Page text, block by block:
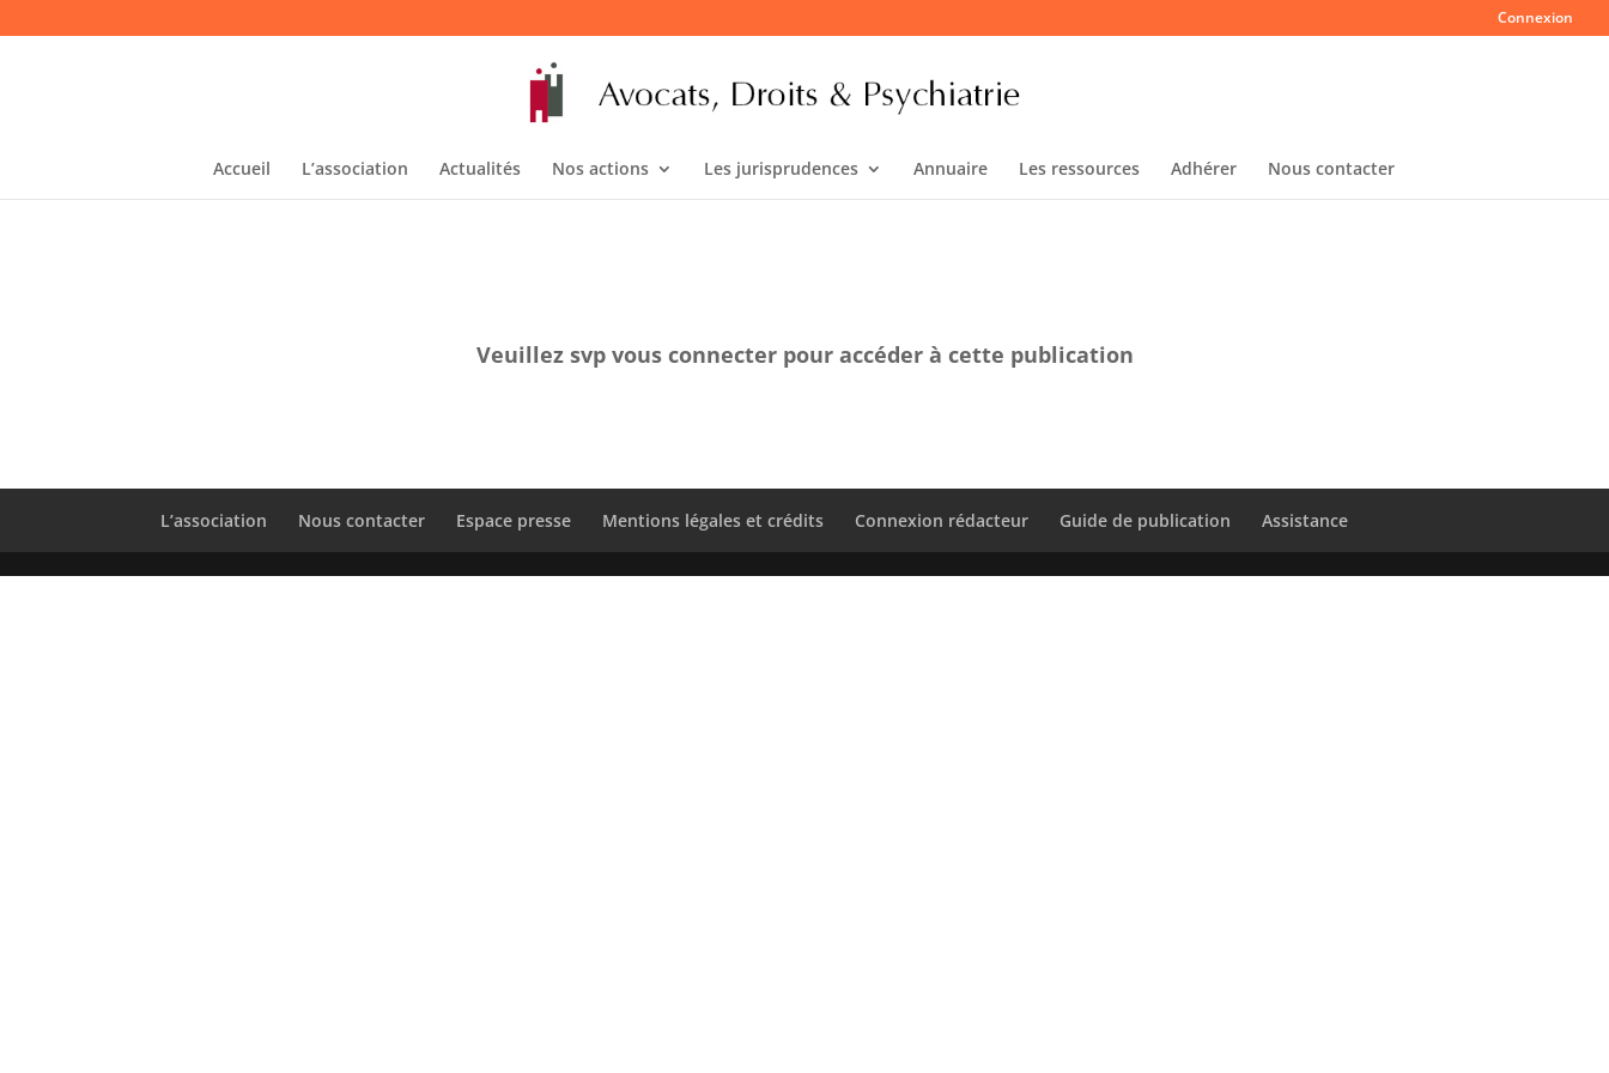
Connexion
Accueil L’association Actualités Nos actions Les jurisprudences Annuaire Les ressources Adhérer Nous contacter
Veuillez svp vous connecter pour accéder à cette publication
L’association Nous contacter Espace presse Mentions légales et crédits Connexion rédacteur Guide de publication Assistance